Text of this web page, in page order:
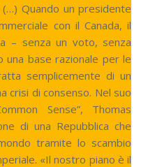
Quando un presidente
con il Canada, il
– senza un voto, senza
una base razionale per le
semplicemente di un
crisi di consenso. Nel suo
Sense”, Thomas
di una Repubblica che
tramite lo scambio
«Il nostro piano è il